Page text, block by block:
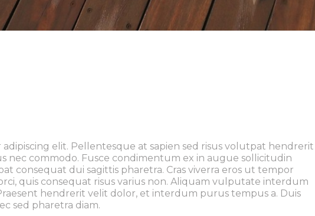
elit. Pellentesque at sapien sed risus volutpat hendrerit
nec commodo. Fusce condimentum ex in augue sollicitudin
consequat dui sagittis pharetra. Cras viverra eros ut tempor
quis consequat risus varius non. Aliquam vulputate interdum
hendrerit velit dolor, et interdum purus tempus a. Duis
sed pharetra diam.